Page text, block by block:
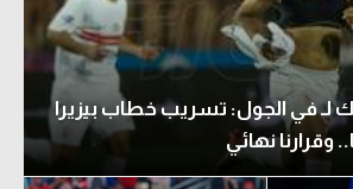
لـ في الجول: تسريب خطاب بيزيرا
نهائي